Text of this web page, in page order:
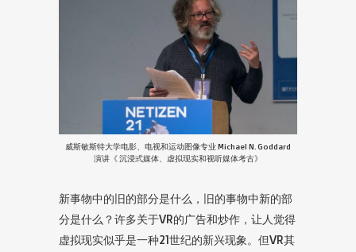
威斯敏斯特大学电影、电视和运动图像专业 Michael N. Goddard
演讲《 沉浸式媒体、虚拟现实和视听媒体考古》
新事物中的旧的部分是什么，旧的事物中新的部
分是什么？许多关于VR的广告和炒作，让人觉得
虚拟现实似乎是一种21世纪的新兴现象。但VR其